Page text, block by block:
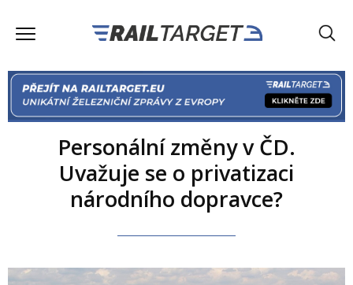
Personální změny v ČD.
Uvažuje se o privatizaci
národního dopravce?